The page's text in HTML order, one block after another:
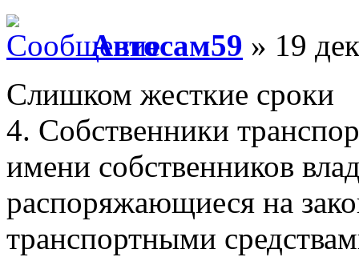
Автосам59 » 19
Слишком жесткие сроки
4. Собственники
имени собственников
распоряжающиеся на
транспортными